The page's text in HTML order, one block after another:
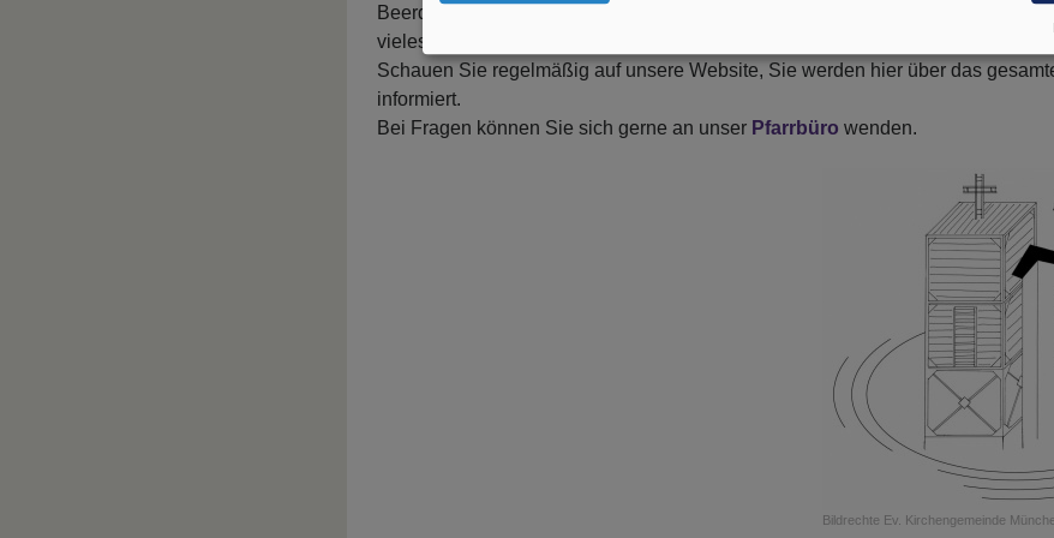
Beerdigungen, kommunikative Angebote für die Generation 60plus, tolle
vieles, vieles mehr.
Schauen Sie regelmäßig auf unsere Website, Sie werden hier über das
informiert.
Bei Fragen können Sie sich gerne an unser Pfarrbüro wenden.
Bildrechte Ev. Kirchengemeinde